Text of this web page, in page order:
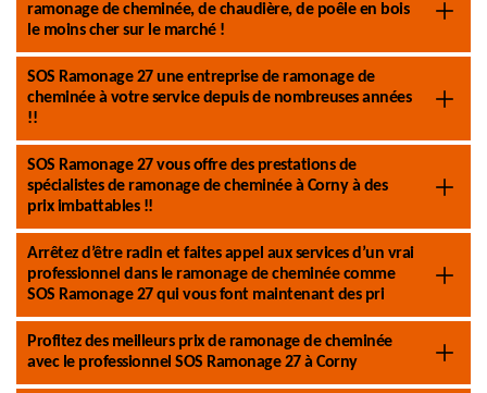
ramonage de cheminée, de chaudière, de poêle en bois
le moins cher sur le marché !
SOS Ramonage 27 une entreprise de ramonage de
cheminée à votre service depuis de nombreuses années
!!
SOS Ramonage 27 vous offre des prestations de
spécialistes de ramonage de cheminée à Corny à des
prix imbattables !!
Arrêtez d’être radin et faites appel aux services d’un vrai
professionnel dans le ramonage de cheminée comme
SOS Ramonage 27 qui vous font maintenant des pri
Profitez des meilleurs prix de ramonage de cheminée
avec le professionnel SOS Ramonage 27 à Corny